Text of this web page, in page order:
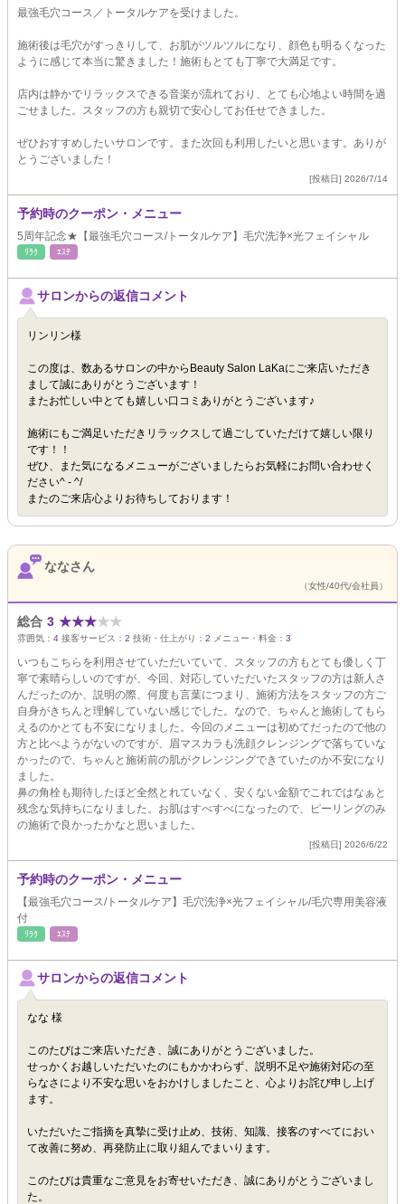
最強毛穴コース／トータルケアを受けました。
施術後は毛穴がすっきりして、お肌がツルツルになり、顔色も明るくなった
ように感じて本当に驚きました！施術もとても丁寧で大満足です。
店内は静かでリラックスできる音楽が流れており、とても心地よい時間を過
ごせました。スタッフの方も親切で安心してお任せできました。
ぜひおすすめしたいサロンです。また次回も利用したいと思います。ありが
とうございました！
[投稿日] 2026/7/14
予約時のクーポン・メニュー
5周年記念★【最強毛穴コース/トータルケア】毛穴洗浄×光フェイシャル
ﾘﾗｸ ｴｽﾃ
サロンからの返信コメント
リンリン様
この度は、数あるサロンの中からBeauty Salon LaKaにご来店いただき
まして誠にありがとうございます！
またお忙しい中とても嬉しい口コミありがとうございます♪
施術にもご満足いただきリラックスして過ごしていただけて嬉しい限り
です！！
ぜひ、また気になるメニューがございましたらお気軽にお問い合わせく
ださい^ - ^/
またのご来店心よりお待ちしております！
ななさん
（女性/40代/会社員）
総合 3 ★★★★★
雰囲気： 4 接客サービス： 2 技術・仕上がり： 2 メニュー・料金： 3
いつもこちらを利用させていただいていて、スタッフの方もとても優しく丁
寧で素晴らしいのですが、今回、対応していただいたスタッフの方は新人さ
んだったのか、説明の際、何度も言葉につまり、施術方法をスタッフの方ご
自身がきちんと理解していない感じでした。なので、ちゃんと施術してもら
えるのかとても不安になりました。今回のメニューは初めてだったので他の
方と比べようがないのですが、眉マスカラも洗顔クレンジングで落ちていな
かったので、ちゃんと施術前の肌がクレンジングできていたのか不安になり
ました。
鼻の角栓も期待したほど全然とれていなく、安くない金額でこれではなぁと
残念な気持ちになりました。お肌はすべすべになったので、ピーリングのみ
の施術で良かったかなと思いました。
[投稿日] 2026/6/22
予約時のクーポン・メニュー
【最強毛穴コース/トータルケア】毛穴洗浄×光フェイシャル/毛穴専用美容液
付
ﾘﾗｸ ｴｽﾃ
サロンからの返信コメント
なな 様
このたびはご来店いただき、誠にありがとうございました。
せっかくお越しいただいたのにもかかわらず、説明不足や施術対応の至
らなさにより不安な思いをおかけしましたこと、心よりお詫び申し上げ
ます。
いただいたご指摘を真摯に受け止め、技術、知識、接客のすべてにおい
て改善に努め、再発防止に取り組んでまいります。
このたびは貴重なご意見をお寄せいただき、誠にありがとうございまし
た。